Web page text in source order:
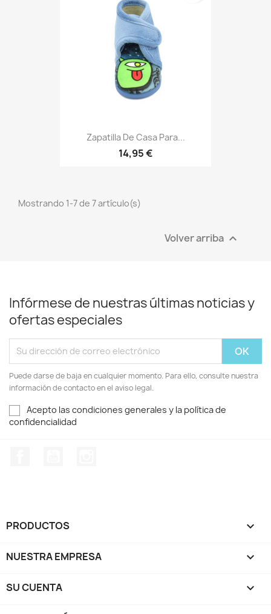
Zapatilla De Casa Para...
14,95 €
Mostrando 1-7 de 7 artículo(s)
Volver arriba 
Infórmese de nuestras últimas noticias y
ofertas especiales
Puede darse de baja en cualquier momento. Para ello, consulte nuestra
información de contacto en el aviso legal.
Acepto las condiciones generales y la política de
confidencialidad
PRODUCTOS 
NUESTRA EMPRESA 
SU CUENTA 